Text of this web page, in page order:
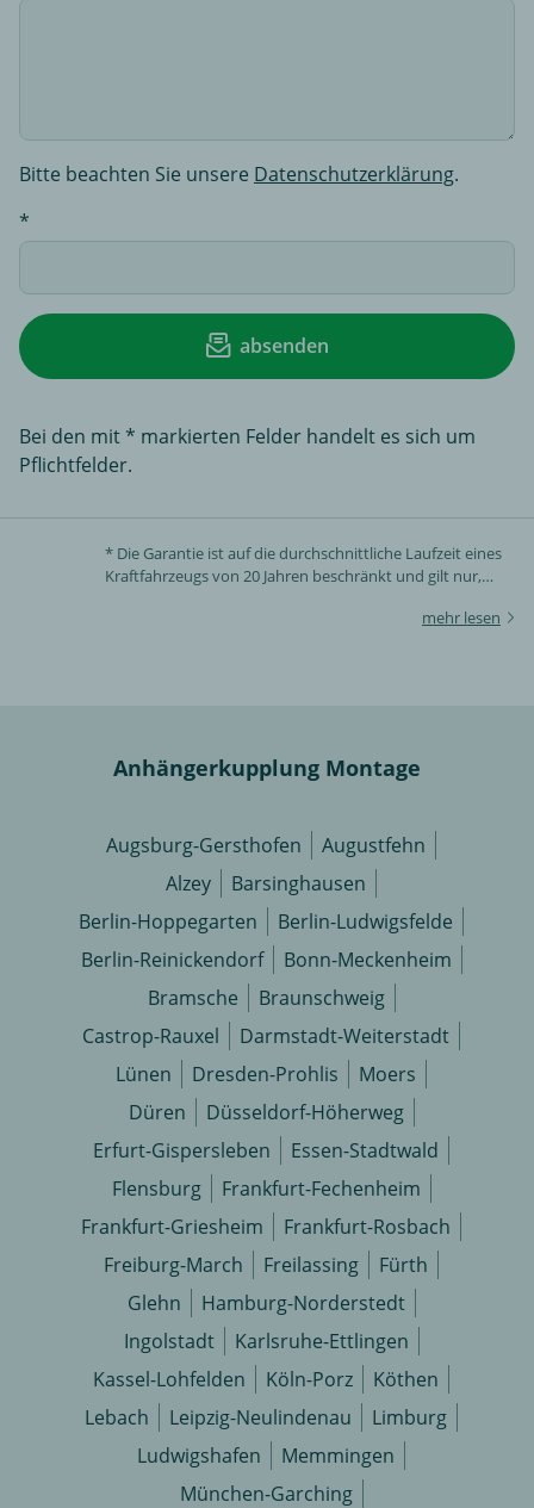
Bitte beachten Sie unsere Datenschutzerklärung.
absenden
Bei den mit * markierten Felder handelt es sich um
Pflichtfelder.
* Die Garantie ist auf die durchschnittliche Laufzeit eines
Kraftfahrzeugs von 20 Jahren beschränkt und gilt nur,
Montagepoint gekauft und montiert wurde –mehr lesen
Anhängerkupplung Montage
Augsburg-Gersthofen
Augustfehn
Alzey
Barsinghausen
Berlin-Hoppegarten
Berlin-Ludwigsfelde
Berlin-Reinickendorf
Bonn-Meckenheim
Bramsche
Braunschweig
Castrop-Rauxel
Darmstadt-Weiterstadt
Lünen
Dresden-Prohlis
Moers
Düren
Düsseldorf-Höherweg
Erfurt-Gispersleben
Essen-Stadtwald
Flensburg
Frankfurt-Fechenheim
Frankfurt-Griesheim
Frankfurt-Rosbach
Freiburg-March
Freilassing
Fürth
Glehn
Hamburg-Norderstedt
Ingolstadt
Karlsruhe-Ettlingen
Kassel-Lohfelden
Köln-Porz
Köthen
Lebach
Leipzig-Neulindenau
Limburg
Ludwigshafen
Memmingen
München-Garching